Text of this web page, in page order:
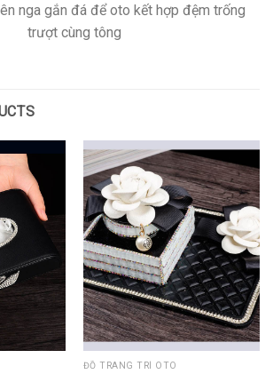
nga gắn đá để oto kết hợp đệm trống
trượt cùng tông
ĐỒ TRANG TRÍ OTO